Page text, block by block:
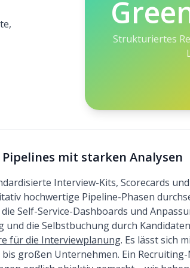
Strukturiertes
mit starken Analysen
Interview-Kits, Scorecards
hochwertige Pipeline-Phasen
Self-Service-Dashboards und
die Selbstbuchung durch
für die Interviewplanung. Es lässt sich
großen Unternehmen. Ein